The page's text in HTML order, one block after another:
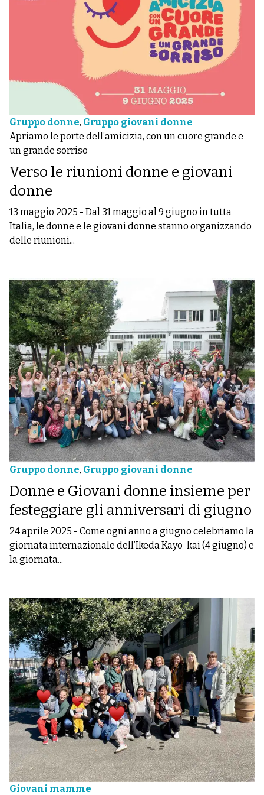
Gruppo donne, Gruppo giovani donne
Apriamo le porte dell’amicizia, con un cuore grande e
un grande sorriso
Verso le riunioni donne e giovani
donne
13 maggio 2025 - Dal 31 maggio al 9 giugno in tutta
Italia, le donne e le giovani donne stanno organizzando
delle riunioni...
Gruppo donne, Gruppo giovani donne
Donne e Giovani donne insieme per
festeggiare gli anniversari di giugno
24 aprile 2025 - Come ogni anno a giugno celebriamo la
giornata internazionale dell’Ikeda Kayo-kai (4 giugno) e
la giornata...
Giovani mamme